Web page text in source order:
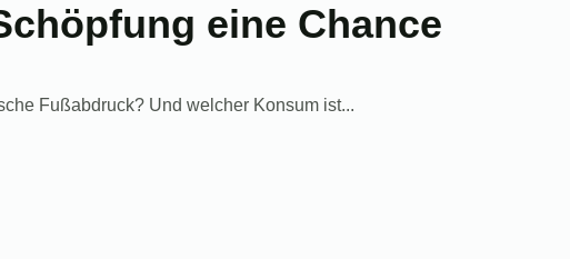
eine Chance
Fußabdruck? Und welcher Konsum ist...